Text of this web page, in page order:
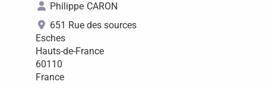
Philippe CARON
651 Rue des sources
Esches
Hauts-de-France
60110
France